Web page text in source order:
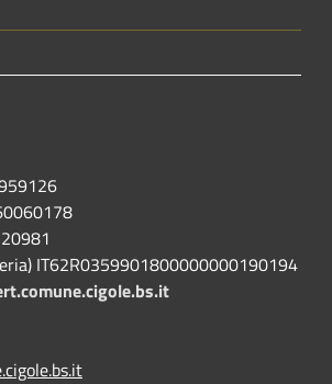
IT62R0359901800000000190194